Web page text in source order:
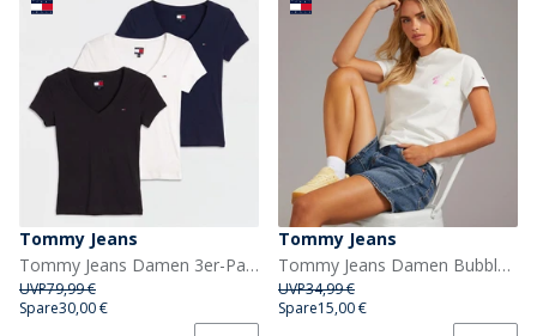
Tommy Jeans
Tommy Jeans Damen 3er-Pack V Ausschnitt T Shirts Schwarz/Ecru/Dark Night Navy
UVP79,99 €
Spare30,00 €
Tommy Jeans
Tommy Jeans Damen Bubble T Shirt Ecru
UVP34,99 €
Spare15,00 €